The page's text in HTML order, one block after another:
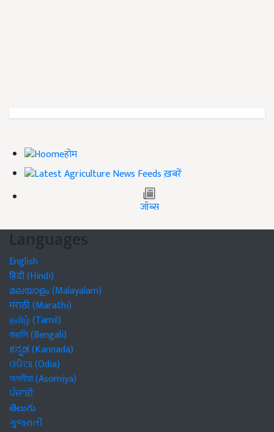
होम
ख़बरें
जॉब्स
Languages
English
हिंदी (Hindi)
മലയാളം (Malayalam)
मराठी (Marathi)
தமிழ் (Tamil)
বাঙালি (Bengali)
ಕನ್ನಡ (Kannada)
ଓଡିଆ (Odia)
অসমীয়া (Asomiya)
ਪੰਜਾਬੀ
తెలుగు
ગુજરાતી